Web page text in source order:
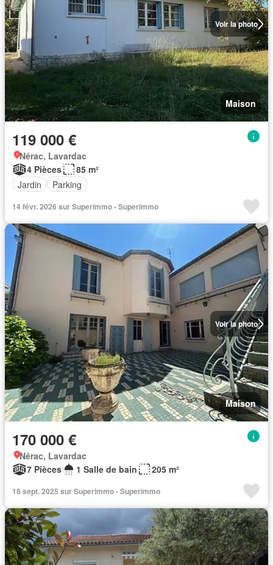
Voir la photo
Maison
119 000 €
Nérac, Lavardac
4 Pièces
85 m²
Jardin
Parking
14 févr. 2026 sur Superimmo - Superimmo
Voir la photo
Maison
170 000 €
Nérac, Lavardac
7 Pièces
1 Salle de bain 205 m²
18 sept. 2025 sur Superimmo - Superimmo